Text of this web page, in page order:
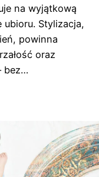
na wyjątkową
Stylizacja,
powinna
oraz
bez…